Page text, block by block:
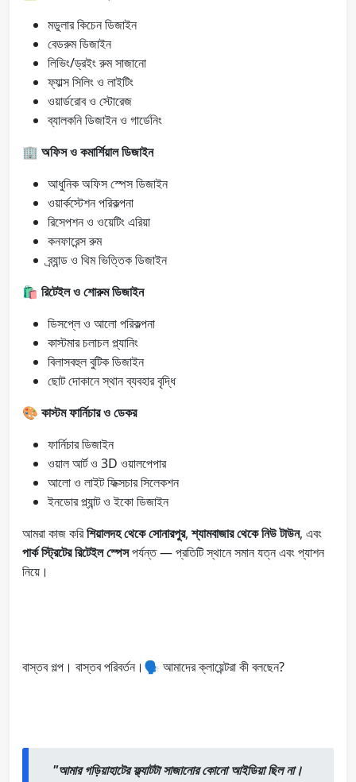
মডুলার কিচেন ডিজাইন
বেডরুম ডিজাইন
লিভিং/ড্রইং রুম সাজানো
ফ্যাল্স সিলিং ও লাইটিং
ওয়ার্ডরোব ও স্টোরেজ
ব্যালকনি ডিজাইন ও গার্ডেনিং
🏢 অফিস ও কমার্শিয়াল ডিজাইন
আধুনিক অফিস স্পেস ডিজাইন
ওয়ার্কস্টেশন পরিকল্পনা
রিসেপশন ও ওয়েটিং এরিয়া
কনফারেন্স রুম
ব্র্যান্ড ও থিম ভিত্তিক ডিজাইন
🛍️ রিটেইল ও শোরুম ডিজাইন
ডিসপ্লে ও আলো পরিকল্পনা
কাস্টমার চলাচল প্ল্যানিং
বিলাসবহুল বুটিক ডিজাইন
ছোট দোকানে স্থান ব্যবহার বৃদ্ধি
🎨 কাস্টম ফার্নিচার ও ডেকর
ফার্নিচার ডিজাইন
ওয়াল আর্ট ও 3D ওয়ালপেপার
আলো ও লাইট ফিক্সচার সিলেকশন
ইনডোর প্ল্যান্ট ও ইকো ডিজাইন
আমরা কাজ করিশিয়ালদহ থেকে সোনারপুর,শ্যামবাজার থেকে নিউ টাউন, এবং
পার্ক স্ট্রিটের রিটেইল স্পেসপর্যন্ত — প্রতিটি স্থানে সমান যত্ন এবং প্যাশন
নিয়ে।
বাস্তব গল্প। বাস্তব পরিবর্তন।🗣️ আমাদের ক্লায়েন্টরা কী বলছেন?
"আমার গড়িয়াহাটের ফ্ল্যাটটা সাজানোর কোনো আইডিয়া ছিল না।